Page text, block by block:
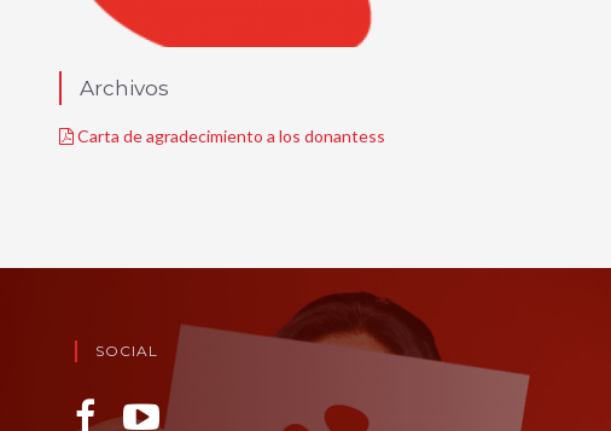
Archivos
Carta de agradecimiento a los donantess
SOCIAL